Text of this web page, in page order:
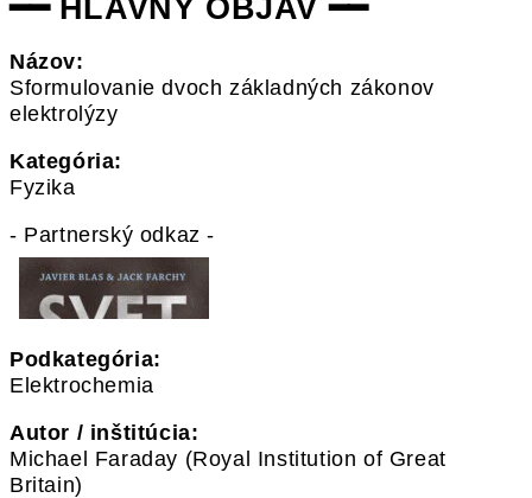
━━ HLAVNÝ OBJAV ━━
Názov:
Sformulovanie dvoch základných zákonov
elektrolýzy
Kategória:
Fyzika
- Partnerský odkaz -
Podkategória:
Elektrochemia
Autor / inštitúcia:
Michael Faraday (Royal Institution of Great
Britain)